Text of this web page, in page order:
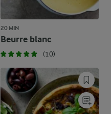
20 MIN
Beurre blanc
(10)